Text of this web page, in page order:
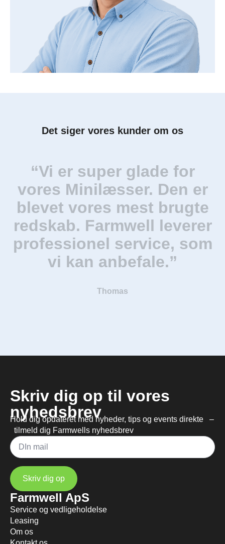
Det siger vores kunder om os
“Vi er super glade for
vores Minilæsser. Den er
blevet vores mest brugte
redskab. Farmwell leverer
professionel service, som
vi kan anbefale.”
Thomas
Skriv dig op til vores
nyhedsbrev
Hold dig opdateret med nyheder, tips og events direkte –
tilmeld dig Farmwells nyhedsbrev
Mail
Skriv dig op
Farmwell ApS
Service og vedligeholdelse
Leasing
Om os